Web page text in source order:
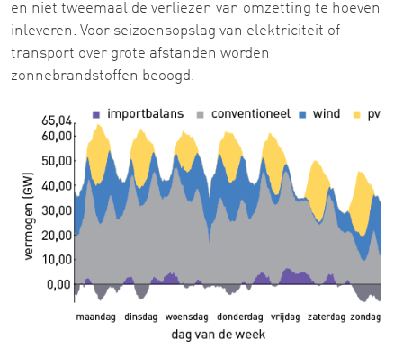
en niet tweemaal de verliezen van omzetting te hoeven
inleveren. Voor seizoensopslag van elektriciteit of
transport over grote afstanden worden
zonnebrandstoffen beoogd.